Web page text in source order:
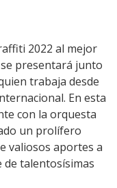
2022 al mejor
presentará junto
trabaja desde
En esta
con la orquesta
un prolífero
valiosos aportes a
talentosísimas